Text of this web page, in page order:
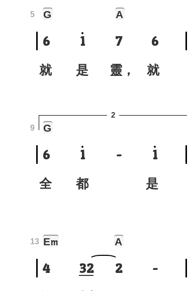
G A
6 1 7 6
5
就 是 靈， 就
G
2
6 1 - 1
9
全 都 是
Em A
4 32 2 -
13